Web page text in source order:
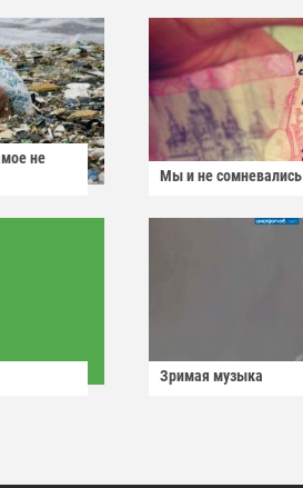
не
Мы и не сомневались
Зримая музыка